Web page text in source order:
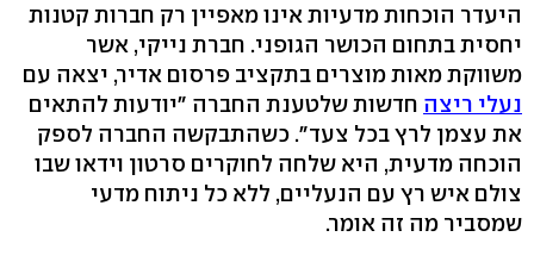
היעדר הוכחות מדעיות אינו מאפיין רק חברות קטנות
יחסית בתחום הכושר הגופני. חברת נייקי, אשר
משווקת מאות מוצרים בתקציב פרסום אדיר, יצאה עם
נעלי ריצה חדשות שלטענת החברה "יודעות להתאים
את עצמן לרץ בכל צעד‭."‬ כשהתבקשה החברה לספק
הוכחה מדעית, היא שלחה לחוקרים סרטון וידאו שבו
צולם איש רץ עם הנעליים, ללא כל ניתוח מדעי
שמסביר מה זה אומר.